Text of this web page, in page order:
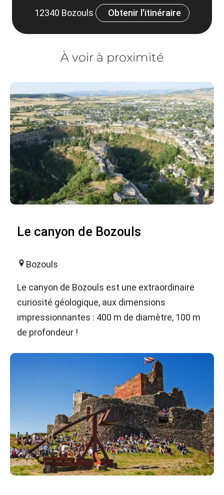
12340 Bozouls Obtenir l'itinéraire
À voir à proximité
Le canyon de Bozouls
Bozouls
Le canyon de Bozouls est une extraordinaire
curiosité géologique, aux dimensions
impressionnantes : 400 m de diamètre, 100 m
de profondeur !